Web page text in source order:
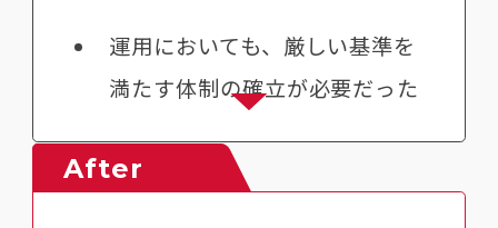
運用においても、厳しい基準を
満たす体制の確立が必要だった
After